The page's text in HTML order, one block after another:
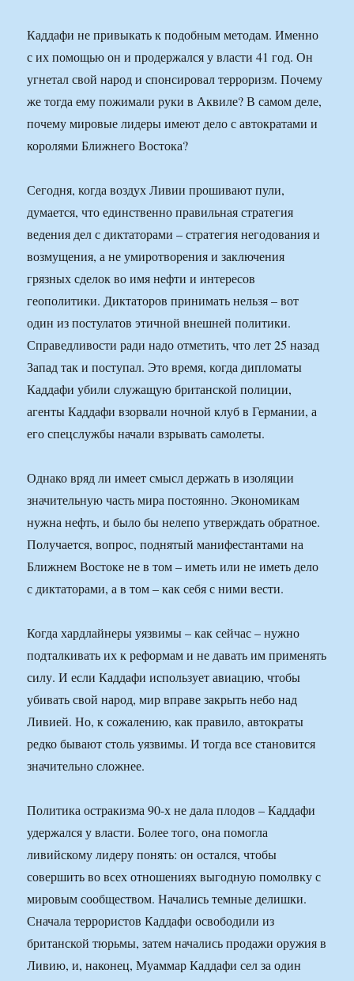
Каддафи не привыкать к подобным методам. Именно
с их помощью он и продержался у власти 41 год. Он
угнетал свой народ и спонсировал терроризм. Почему
же тогда ему пожимали руки в Аквиле? В самом деле,
почему мировые лидеры имеют дело с автократами и
королями Ближнего Востока?
Сегодня, когда воздух Ливии прошивают пули,
думается, что единственно правильная стратегия
ведения дел с диктаторами – стратегия негодования и
возмущения, а не умиротворения и заключения
грязных сделок во имя нефти и интересов
геополитики. Диктаторов принимать нельзя – вот
один из постулатов этичной внешней политики.
Справедливости ради надо отметить, что лет 25 назад
Запад так и поступал. Это время, когда дипломаты
Каддафи убили служащую британской полиции,
агенты Каддафи взорвали ночной клуб в Германии, а
его спецслужбы начали взрывать самолеты.
Однако вряд ли имеет смысл держать в изоляции
значительную часть мира постоянно. Экономикам
нужна нефть, и было бы нелепо утверждать обратное.
Получается, вопрос, поднятый манифестантами на
Ближнем Востоке не в том – иметь или не иметь дело
с диктаторами, а в том – как себя с ними вести.
Когда хардлайнеры уязвимы – как сейчас – нужно
подталкивать их к реформам и не давать им применять
силу. И если Каддафи использует авиацию, чтобы
убивать свой народ, мир вправе закрыть небо над
Ливией. Но, к сожалению, как правило, автократы
редко бывают столь уязвимы. И тогда все становится
значительно сложнее.
Политика остракизма 90-х не дала плодов – Каддафи
удержался у власти. Более того, она помогла
ливийскому лидеру понять: он остался, чтобы
совершить во всех отношениях выгодную помолвку с
мировым сообществом. Начались темные делишки.
Сначала террористов Каддафи освободили из
британской тюрьмы, затем начались продажи оружия в
Ливию, и, наконец, Муаммар Каддафи сел за один